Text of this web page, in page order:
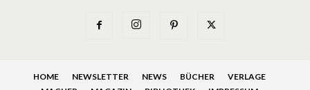
HOME NEWSLETTER NEWS BÜCHER
VERLAGE